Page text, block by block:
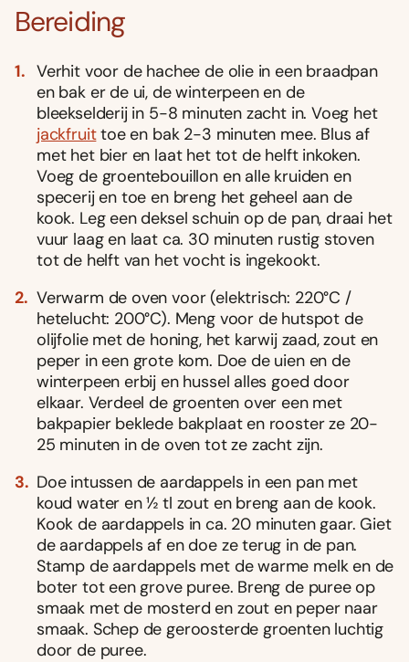
Bereiding
Verhit voor de hachee de olie in een braadpan
en bak er de ui, de winterpeen en de
bleekselderij in 5-8 minuten zacht in. Voeg het
jackfruittoe en bak 2-3 minuten mee. Blus af
met het bier en laat het tot de helft inkoken.
Voeg de groentebouillon en alle kruiden en
specerij en toe en breng het geheel aan de
kook. Leg een deksel schuin op de pan, draai het
vuur laag en laat ca. 30 minuten rustig stoven
tot de helft van het vocht is ingekookt.
Verwarm de oven voor (elektrisch: 220°C /
hetelucht: 200°C). Meng voor de hutspot de
olijfolie met de honing, het karwij zaad, zout en
peper in een grote kom. Doe de uien en de
winterpeen erbij en hussel alles goed door
elkaar. Verdeel de groenten over een met
bakpapier beklede bakplaat en rooster ze 20-
25 minuten in de oven tot ze zacht zijn.
Doe intussen de aardappels in een pan met
koud water en ½ tl zout en breng aan de kook.
Kook de aardappels in ca. 20 minuten gaar. Giet
de aardappels af en doe ze terug in de pan.
Stamp de aardappels met de warme melk en de
boter tot een grove puree. Breng de puree op
smaak met de mosterd en zout en peper naar
smaak. Schep de geroosterde groenten luchtig
door de puree.